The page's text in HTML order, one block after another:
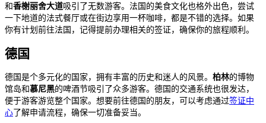
和香榭丽舍大道吸引了无数游客。法国的美食文化也格外出色，尝试
一下地道的法式餐厅或在街边享用一杯咖啡，都是不错的选择。如果
你有计划前往法国，记得提前办理相关的签证，确保你的旅程顺利。
德国
德国是个多元化的国家，拥有丰富的历史和迷人的风景。 柏林的博物
馆岛和慕尼黑的啤酒节吸引了众多游客。德国的交通系统也很发达，
便于游客游览整个国家。想要前往德国的朋友，可以考虑通过签证中
心 了解申请流程，确保一切准备妥当。